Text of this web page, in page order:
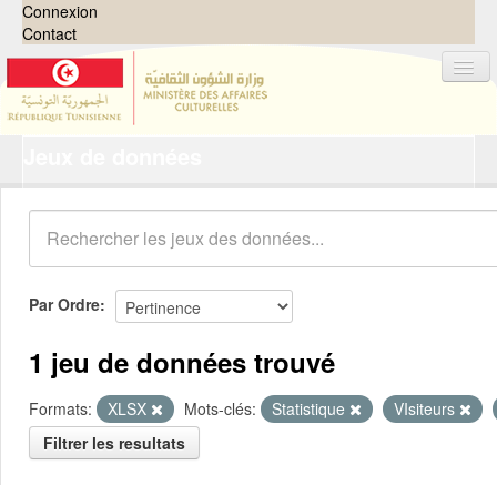
Connexion
Contact
Organisations
Groupes
Demandes 0
À propos
Par Ordre
1 jeu de données trouvé
Formats: XLSX Mots-clés: Statistique
VIsiteurs
Filtrer les resultats